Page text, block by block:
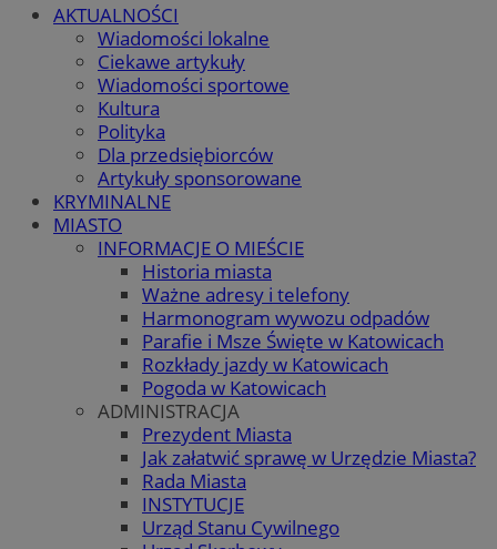
AKTUALNOŚCI
Wiadomości lokalne
Ciekawe artykuły
Wiadomości sportowe
Kultura
Polityka
Dla przedsiębiorców
Artykuły sponsorowane
KRYMINALNE
MIASTO
INFORMACJE O MIEŚCIE
Historia miasta
Ważne adresy i telefony
Harmonogram wywozu odpadów
Parafie i Msze Święte w Katowicach
Rozkłady jazdy w Katowicach
Pogoda w Katowicach
ADMINISTRACJA
Prezydent Miasta
Jak załatwić sprawę w Urzędzie Miasta?
Rada Miasta
INSTYTUCJE
Urząd Stanu Cywilnego